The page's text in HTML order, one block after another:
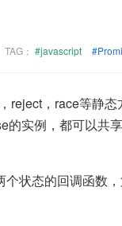
TAG： #javascript
reject，race等静
的实例，都可以共
状态的回调函数